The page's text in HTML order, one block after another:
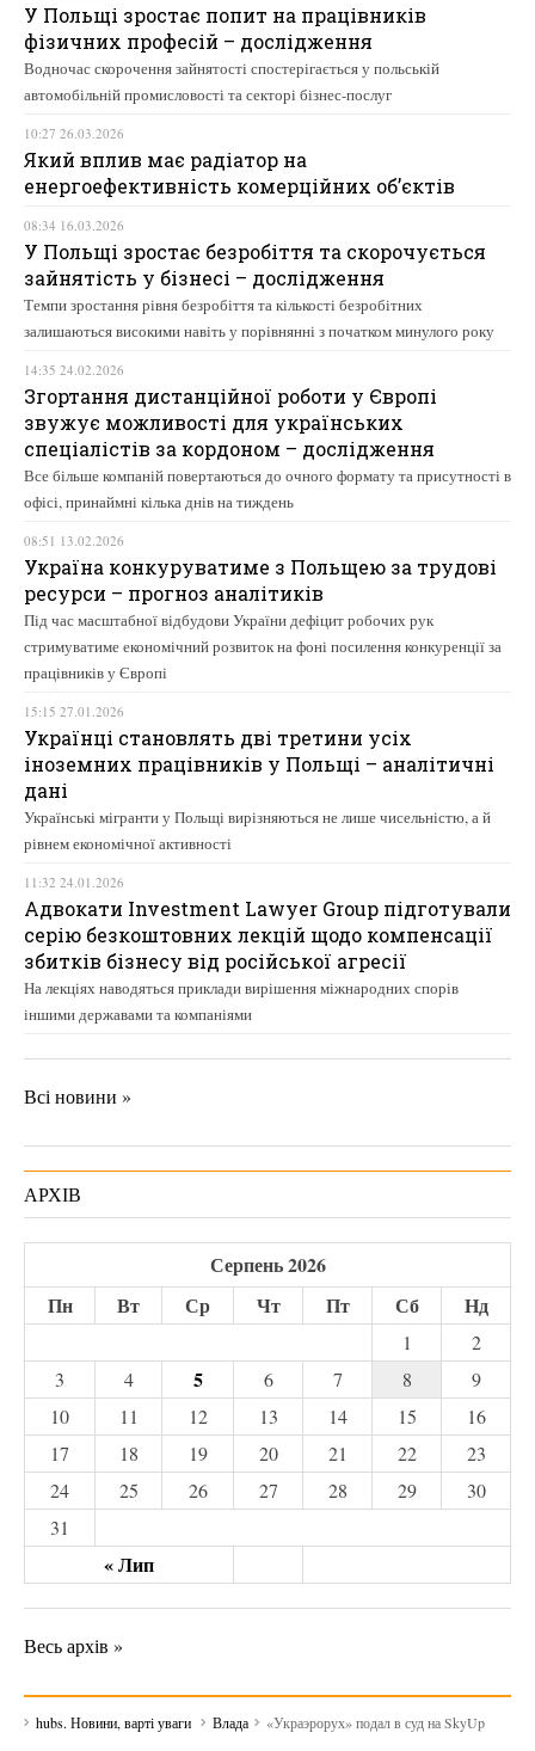
У Польщі зростає попит на працівників
фізичних професій – дослідження
Водночас скорочення зайнятості спостерігається у польській
автомобільній промисловості та секторі бізнес-послуг
10:27 26.03.2026
Який вплив має радіатор на
енергоефективність комерційних об’єктів
08:34 16.03.2026
У Польщі зростає безробіття та скорочується
зайнятість у бізнесі – дослідження
Темпи зростання рівня безробіття та кількості безробітних
залишаються високими навіть у порівнянні з початком минулого року
14:35 24.02.2026
Згортання дистанційної роботи у Європі
звужує можливості для українських
спеціалістів за кордоном – дослідження
Все більше компаній повертаються до очного формату та присутності в
офісі, принаймні кілька днів на тиждень
08:51 13.02.2026
Україна конкуруватиме з Польщею за трудові
ресурси – прогноз аналітиків
Під час масштабної відбудови України дефіцит робочих рук
стримуватиме економічний розвиток на фоні посилення конкуренції за
працівників у Європі
15:15 27.01.2026
Українці становлять дві третини усіх
іноземних працівників у Польщі – аналітичні
дані
Українські мігранти у Польщі вирізняються не лише чисельністю, а й
рівнем економічної активності
11:32 24.01.2026
Адвокати Investment Lawyer Group підготували
серію безкоштовних лекцій щодо компенсації
збитків бізнесу від російської агресії
На лекціях наводяться приклади вирішення міжнародних спорів
іншими державами та компаніями
Всі новини »
АРХІВ
Серпень 2026
Пн
Вт Ср Чт Пт Сб Нд
« Лип
1
2
3
4 5 6 7 8
9
10
11 12 13 14 15
16
17
18 19 20 21 22
23
24
25 26 27 28 29
30
31
Весь архів »
hubs. Новини, варті уваги Влада «Украэрорух» подал в суд на SkyUp